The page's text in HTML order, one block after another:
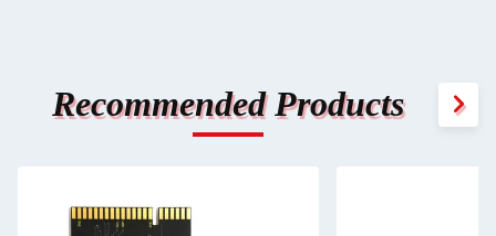
Recommended Products